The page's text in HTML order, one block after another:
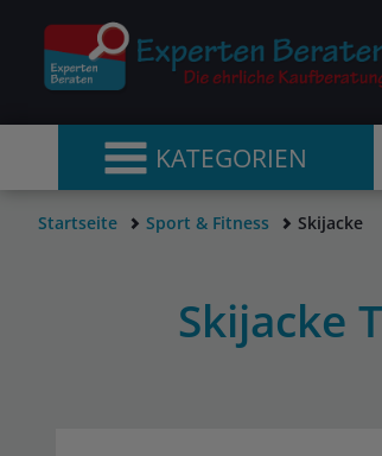
KATEGORIEN
Startseite Sport & Fitness Skijacke
Skijacke